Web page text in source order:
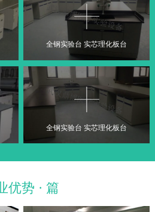
全钢实验台 实芯理化板台
全钢实验台 实芯理化板台
优势 · 篇